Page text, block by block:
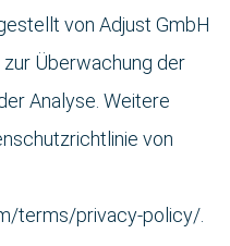
von Adjust GmbH
Überwachung der
Analyse. Weitere
von
terms/privacy-policy/.